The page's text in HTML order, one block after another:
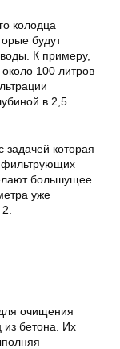
колодца
будут
К примеру,
100 литров
в 2,5
задачей которая
фильтрующих
большущее.
уже
очищения
из бетона. Их